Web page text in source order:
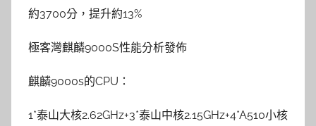
約3700分，提升約13%
極客灣麒麟9000S性能分析發佈
麒麟9000s的CPU：
1*泰山大核2.62GHz+3*泰山中核2.15GHz+4*A510小核